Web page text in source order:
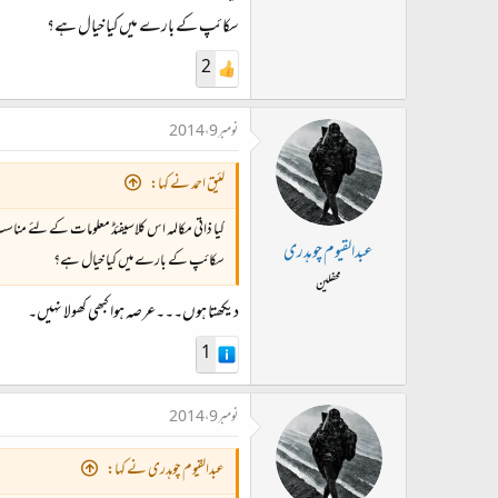
سکائپ کے بارے میں کیا خیال ہے؟
2
عبدالقیوم چوہدری
محفلین
نومبر 9، 2014
لئیق احمد نے کہا:
کیا ذاتی مکالمہ اس کلاسیفئڈ معلومات کے لئے
سکائپ کے بارے میں کیا خیال ہے؟
دیکھتا ہوں۔۔۔عرصہ ہوا کبھی کھولا نہیں۔
1
نومبر 9، 2014
عبدالقیوم چوہدری نے کہا: